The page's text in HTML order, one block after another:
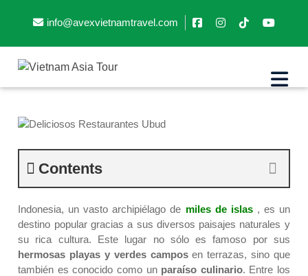
info@avexvietnamtravel.com
Contents
Indonesia, un vasto archipiélago de miles de islas, es un
destino popular gracias a sus diversos paisajes naturales y
su rica cultura. Este lugar no sólo es famoso por sus
hermosas playas y verdes camposen terrazas, sino que
también es conocido como un paraíso culinario. Entre los